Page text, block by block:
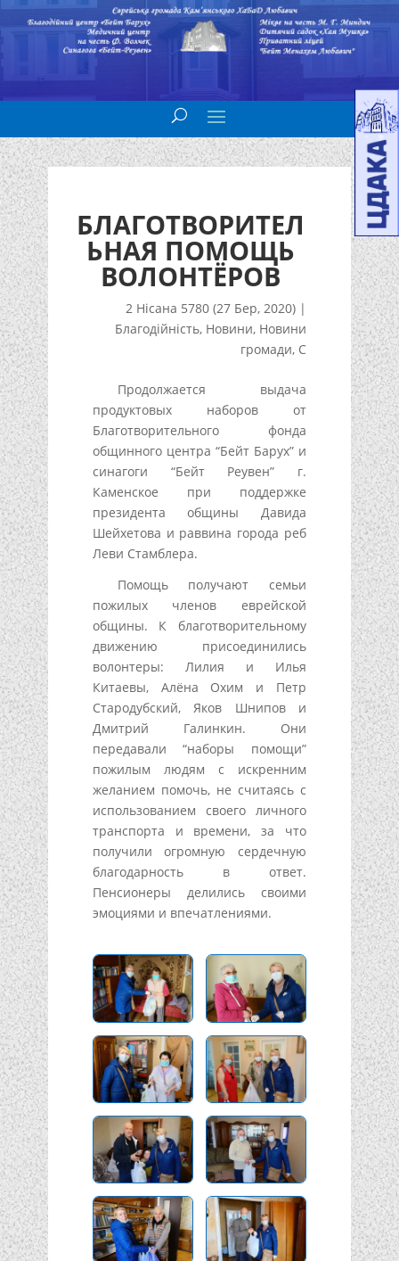
БЛАГОТВОРИТЕЛ
ЬНАЯ ПОМОЩЬ
ВОЛОНТЁРОВ
2 Нісана 5780 (27 Бер, 2020) |
Благодійність, Новини, Новини
громади, С
Продолжается выдача
продуктовых наборов от
Благотворительного фонда
общинного центра “Бейт Барух” и
синагоги “Бейт Реувен” г.
Каменское при поддержке
президента общины Давида
Шейхетова и раввина города реб
Леви Стамблера.
Помощь получают семьи
пожилых членов еврейской
общины. К благотворительному
движению присоединились
волонтеры: Лилия и Илья
Китаевы, Алёна Охим и Петр
Стародубский, Яков Шнипов и
Дмитрий Галинкин. Они
передавали “наборы помощи”
пожилым людям с искренним
желанием помочь, не считаясь с
использованием своего личного
транспорта и времени, за что
получили огромную сердечную
благодарность в ответ.
Пенсионеры делились своими
эмоциями и впечатлениями.